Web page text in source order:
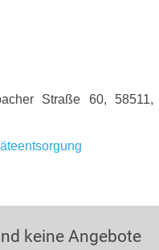
Straße 60, 58511,
keine Angebote